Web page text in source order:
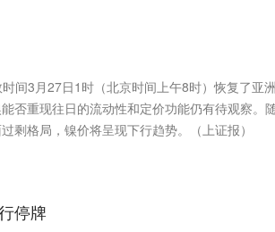
时间3月27日1时（北京时间上午8时）恢复了亚
否重现往日的流动性和定价功能仍有待观察。
剩格局，镍价将呈现下行趋势。（上证报）
停牌